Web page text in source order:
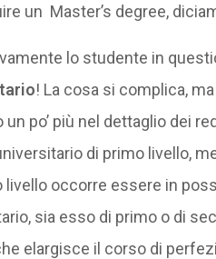
un Master’s degree,
lo studente in
! La cosa si complica,
un po’ più nel dettaglio dei
di primo livello,
livello occorre essere in
sia esso di primo o di
elargisce il corso di